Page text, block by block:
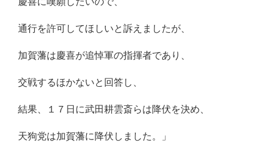
通行を許可してほしいと訴えましたが、
加賀藩は慶喜が追悼軍の指揮者であり、
交戦するほかないと回答し、
結果、１７日に武田耕雲斎らは降伏を決め、
天狗党は加賀藩に降伏しました。」